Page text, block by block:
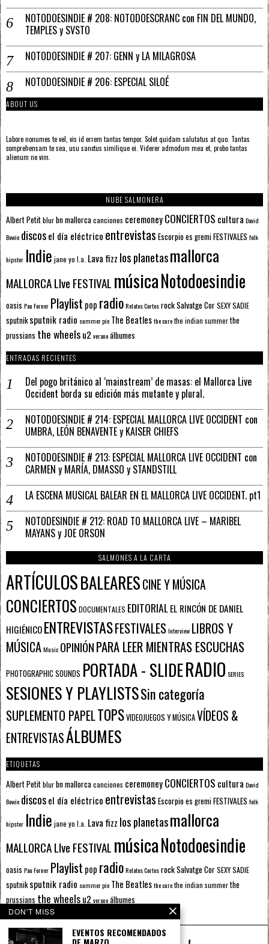
NOTODOESINDIE # 208: NOTODOESCRANC con FIN DEL MUNDO,
TEMPLES y SVSTO
NOTODOESINDIE # 207: GENN y LA MILAGROSA
NOTODOESINDIE # 206: ESPECIAL SILOÉ
ABOUT US
Labore nonumes te vel, vis id errem tantas tempor. Solet quidam salutatus at quo. Tantas
comprehensam te sea, usu sanctus similique ei. Viderer admodum mea et, probo tantas
alienum ne vim.
NUBE SALMONERA
Albert Petitblurbn mallorcacanciones ceremoneyCONCIERTOS cultura David
Bowie discosel día eléctrico entrevistas Escorpioes gremiFESTIVALES folk
hipster Indie jane yo l.a. Lava fizz los planetasmallorca
MALLORCA LIve FESTIVAL músicaNotodoesindie
oasis Pau Forner Playlist pop radioRelatos CortosrockSalvatge CorSEXY SADIE
sputnik sputnik radio summer pie The Beatlesthe curethe indian summerthe
prussians the wheelsu2 veranoálbumes
ENTRADAS RECIENTES
Del pogo británico al ‘mainstream’ de masas: el Mallorca Live
Occident borda su edición más mutante y plural.
NOTODOESINDIE # 214: ESPECIAL MALLORCA LIVE OCCIDENT con
UMBRA, LEÓN BENAVENTE y KAISER CHIEFS
NOTODOESINDIE # 213: ESPECIAL MALLORCA LIVE OCCIDENT con
CARMEN y MARÍA, DMASSO y STANDSTILL
LA ESCENA MUSICAL BALEAR EN EL MALLORCA LIVE OCCIDENT. pt1
NOTODESINDIE # 212: ROAD TO MALLORCA LIVE – MARIBEL
MAYANS y JOE ORSON
SALMONES A LA CARTA
ARTÍCULOSBALEARESCINE Y MÚSICA
CONCIERTOS DOCUMENTALES EDITORIALEL RINCÓN DE DANIEL
HIGIÉNICOENTREVISTASFESTIVALESInterview LIBROS Y
MÚSICAMusic OPINIÓNPARA LEER MIENTRAS ESCUCHAS
PHOTOGRAPHIC SOUNDS PORTADA - SLIDERADIO SERIES
SESIONES Y PLAYLISTSSin categoría
SUPLEMENTO PAPELTOPSVIDEOJUEGOS Y MÚSICAVÍDEOS &
ENTREVISTASÁLBUMES
ETIQUETAS
Albert Petitblurbn mallorcacanciones ceremoneyCONCIERTOS cultura David
Bowie discosel día eléctrico entrevistas Escorpioes gremiFESTIVALES folk
hipster Indie jane yo l.a. Lava fizz los planetasmallorca
MALLORCA LIve FESTIVAL músicaNotodoesindie
oasis Pau Forner Playlist pop radioRelatos CortosrockSalvatge CorSEXY SADIE
sputnik sputnik radio summer pie The Beatlesthe curethe indian summerthe
prussians the wheelsu2 veranoálbumes
DON'T MISS
EVENTOS RECOMENDADOS